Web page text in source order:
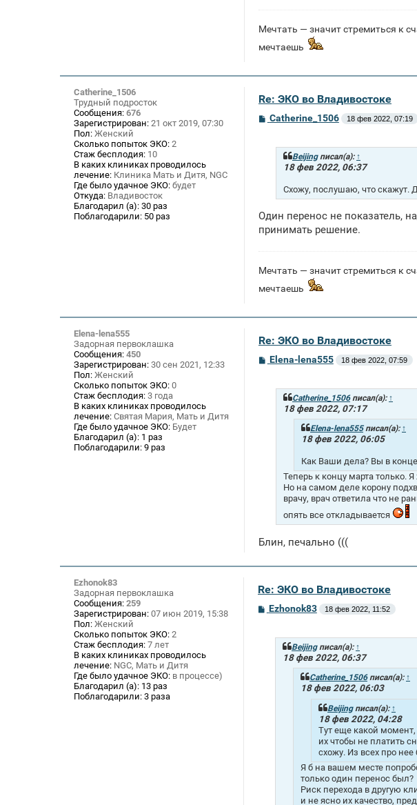
Мечтать — значит стремиться к
мечтаешь
Catherine_1506
Трудный подросток
Сообщения: 676
Зарегистрирован: 21 окт 2019, 07:30
Пол: Женский
Сколько попыток ЭКО: 2
Стаж бесплодия: 10
В каких клиниках проводилось
лечение: Клиника Мать и Дитя, NGC
Где было удачное ЭКО: будет
Откуда: Владивосток
Благодарил (а): 30 раз
Поблагодарили: 50 раз
Re: ЭКО во Владивостоке
СCatherine_1506 18 фев 2022, 07:19
Beijingписал(а): ↑
18 фев 2022, 06:37
Схожу, послушаю, что скажут.
Один перенос не показатель,
принимать решение.
Мечтать — значит стремиться к
мечтаешь
Elena-lena555
Задорная первоклашка
Сообщения: 450
Зарегистрирован: 30 сен 2021, 12:33
Пол: Женский
Сколько попыток ЭКО: 0
Стаж бесплодия: 3 года
В каких клиниках проводилось
лечение: Святая Мария, Мать и Дитя
Где было удачное ЭКО: Будет
Благодарил (а): 1 раз
Поблагодарили: 9 раз
Re: ЭКО во Владивостоке
СElena-lena555 18 фев 2022, 07:59
Catherine_1506писал(а): ↑
18 фев 2022, 07:17
Elena-lena555писал(а): ↑
18 фев 2022, 06:05
Как Ваши дела? Вы в
Теперь к концу марта только.
Но на самом деле корону
врачу, врач ответила что не
опять все откладывается
Блин, печально (((
Ezhonok83
Задорная первоклашка
Сообщения: 259
Зарегистрирован: 07 июн 2019, 15:38
Пол: Женский
Сколько попыток ЭКО: 2
Стаж бесплодия: 7 лет
В каких клиниках проводилось
лечение: NGC, Мать и Дитя
Где было удачное ЭКО: в процессе)
Благодарил (а): 13 раз
Поблагодарили: 3 раза
Re: ЭКО во Владивостоке
СEzhonok83 18 фев 2022, 11:52
Beijingписал(а): ↑
18 фев 2022, 06:37
Catherine_1506писал(а): ↑
18 фев 2022, 06:03
Beijingписал(а): ↑
18 фев 2022, 04:28
Тут еще какой момент,
их чтобы не платить
схожу. Из всех про
Я б на вашем месте
только один перенос был?
Риск перехода в другую
и не ясно их качество,